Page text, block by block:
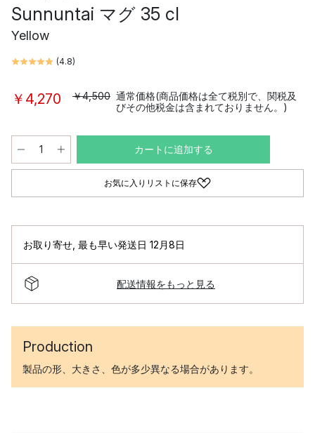
Sunnuntai マグ 35 cl
Yellow
(4.8)
￥4,270 ￥4,500 通常価格(商品価格は全て税別で、関税及
びその他税金は含まれておりません。)
カートに追加する
お気に入りリストに保存
お取り寄せ 最も早い発送日 12月8日
配送情報をもっと見る
Production
製品の形、大きさ、色が多少異なる場合があります。